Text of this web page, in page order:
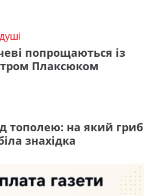
попрощаються із
Плаксюком
тополею: на який гриб
знахідка